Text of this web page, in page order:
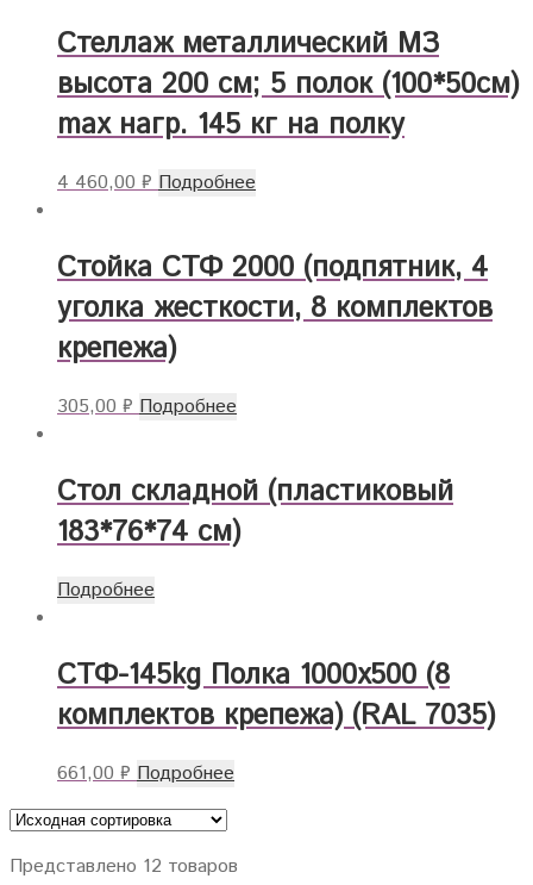
Стеллаж металлический МЗ
высота 200 см; 5 полок (100*50см)
max нагр. 145 кг на полку
4 460,00₽ Подробнее
Стойка СТФ 2000 (подпятник, 4
уголка жесткости, 8 комплектов
крепежа)
305,00₽ Подробнее
Стол складной (пластиковый
183*76*74 см)
Подробнее
СТФ-145kg Полка 1000х500 (8
комплектов крепежа) (RAL 7035)
661,00 ₽ Подробнее
Представлено 12 товаров